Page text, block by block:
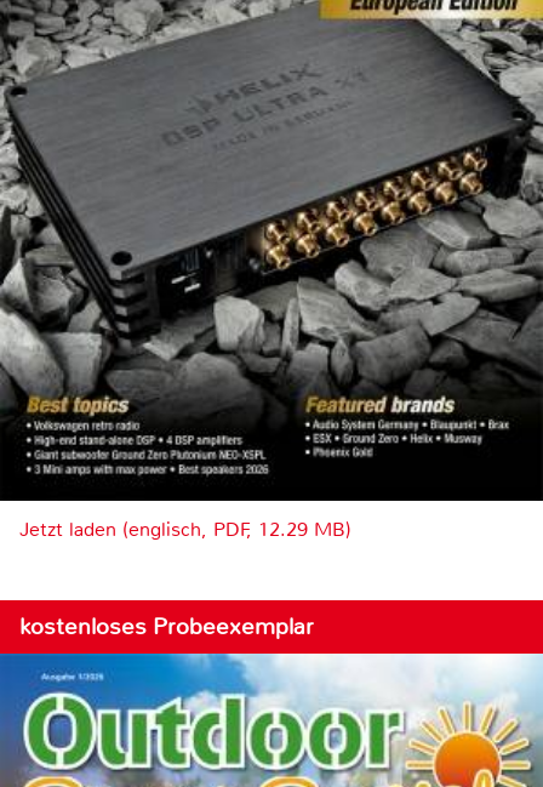
Jetzt laden (englisch, PDF, 12.29 MB)
kostenloses Probeexemplar